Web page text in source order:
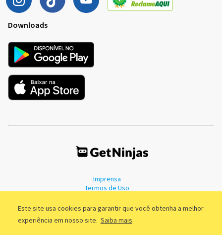
Este site usa cookies para garantir que você obtenha a melhor
experiência em nosso site. Saiba mais
Downloads
Imprensa
Termos de Uso